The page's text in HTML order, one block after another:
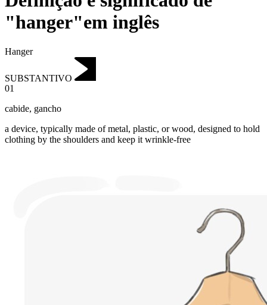
"hanger"em inglês
Hanger
SUBSTANTIVO
01
cabide, gancho
a device, typically made of metal, plastic, or wood, designed to hold
clothing by the shoulders and keep it wrinkle-free